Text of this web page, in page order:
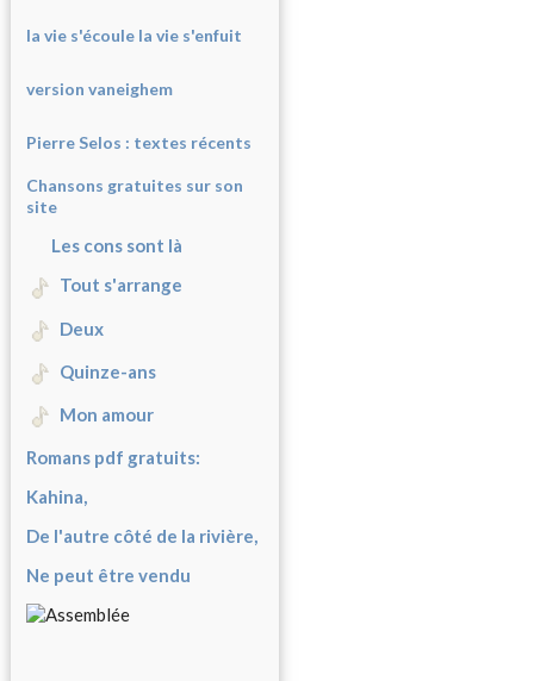
la vie s'écoule la vie s'enfuit
version vaneighem
Pierre Selos : textes récents
Chansons gratuites sur son
site
Les cons sont là
Tout s'arrange
Deux
Quinze-ans
Mon amour
Romans pdf gratuits:
Kahina,
De l'autre côté de la rivière,
Ne peut être vendu